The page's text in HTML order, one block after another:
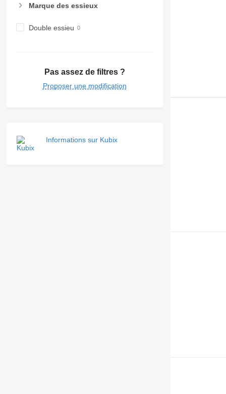
Marque des essieux
Double essieu
Pas assez de filtres ?
Proposer une modification
Informations sur Kubix